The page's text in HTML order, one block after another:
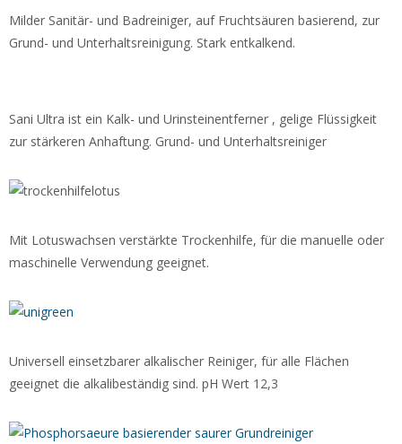
Milder Sanitär- und Badreiniger, auf Fruchtsäuren basierend, zur
Grund- und Unterhaltsreinigung. Stark entkalkend.
Sani Ultra ist ein Kalk- und Urinsteinentferner , gelige Flüssigkeit
zur stärkeren Anhaftung. Grund- und Unterhaltsreiniger
Mit Lotuswachsen verstärkte Trockenhilfe, für die manuelle oder
maschinelle Verwendung geeignet.
Universell einsetzbarer alkalischer Reiniger, für alle Flächen
geeignet die alkalibeständig sind. pH Wert 12,3